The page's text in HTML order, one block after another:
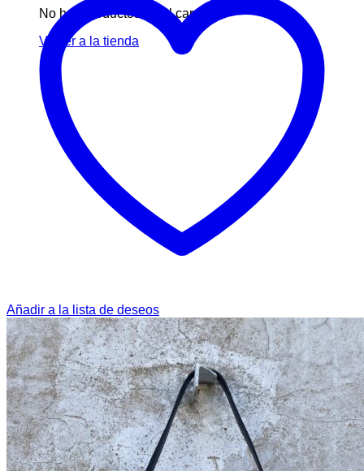
No hay productos en el carrito.
Volver a la tienda
Añadir a la lista de deseos